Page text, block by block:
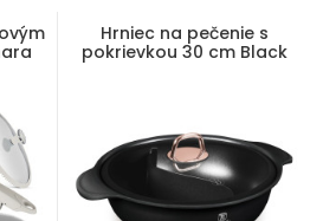
Hrniec na pečenie s
pokrievkou 30 cm Black